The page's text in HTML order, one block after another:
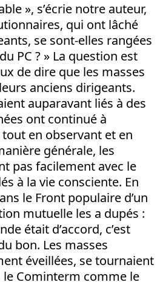
», s’écrie notre auteur,
qui ont lâché
se sont-elles rangées
PC ? » La question est
de dire que les masses
anciens dirigeants.
auparavant liés à des
ont continué à
tout en observant et en
générale, les
pas facilement avec le
à la vie consciente. En
le Front populaire d’un
mutuelle les a dupés :
était d’accord, c’est
bon. Les masses
éveillées, se tournaient
Cominterm comme le